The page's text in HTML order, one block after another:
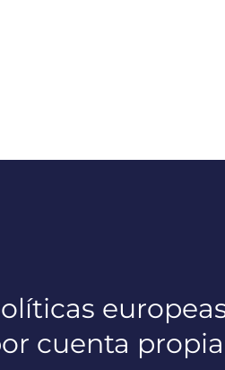
cuenta propia